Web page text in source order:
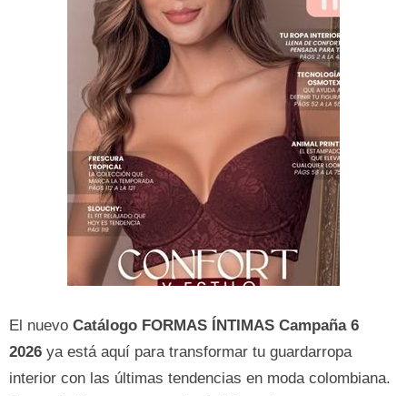
El nuevo Catálogo FORMAS ÍNTIMAS Campaña 6
2026 ya está aquí para transformar tu guardarropa
interior con las últimas tendencias en moda colombiana.